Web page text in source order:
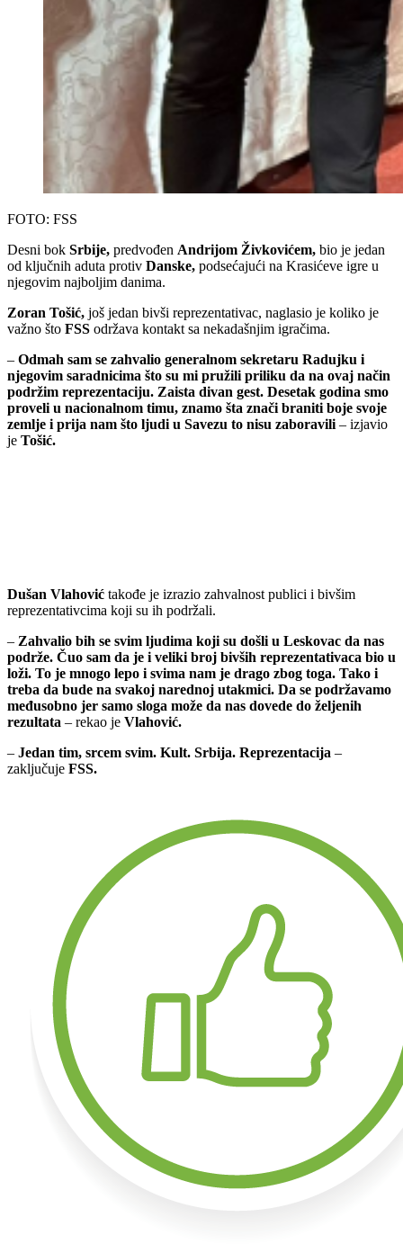
FOTO: FSS
Desni bok Srbije, predvođen Andrijom Živkovićem, bio je jedan
od ključnih aduta protiv Danske, podsećajući na Krasićeve igre u
njegovim najboljim danima.
Zoran Tošić, još jedan bivši reprezentativac, naglasio je koliko je
važno što FSS održava kontakt sa nekadašnjim igračima.
– Odmah sam se zahvalio generalnom sekretaru Radujku i
njegovim saradnicima što su mi pružili priliku da na ovaj način
podržim reprezentaciju. Zaista divan gest. Desetak godina smo
proveli u nacionalnom timu, znamo šta znači braniti boje svoje
zemlje i prija nam što ljudi u Savezu to nisu zaboravili – izjavio
je Tošić.
Dušan Vlahović takođe je izrazio zahvalnost publici i bivšim
reprezentativcima koji su ih podržali.
– Zahvalio bih se svim ljudima koji su došli u Leskovac da nas
podrže. Čuo sam da je i veliki broj bivših reprezentativaca bio u
loži. To je mnogo lepo i svima nam je drago zbog toga. Tako i
treba da bude na svakoj narednoj utakmici. Da se podržavamo
međusobno jer samo sloga može da nas dovede do željenih
rezultata – rekao je Vlahović.
– Jedan tim, srcem svim. Kult. Srbija. Reprezentacija –
zaključuje FSS.